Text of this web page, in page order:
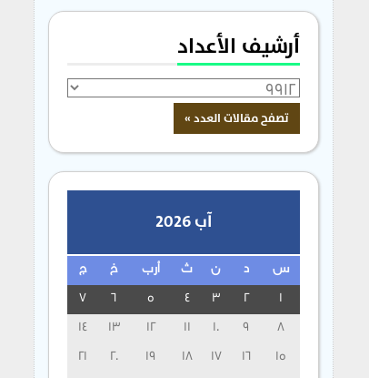
أرشيف الأعداد
آب 2026
س د ن ث أرب خ ج
1
2
3
4
5
6
7
8
9
10
11
12
13
14
15
16
17
18
19
20
21